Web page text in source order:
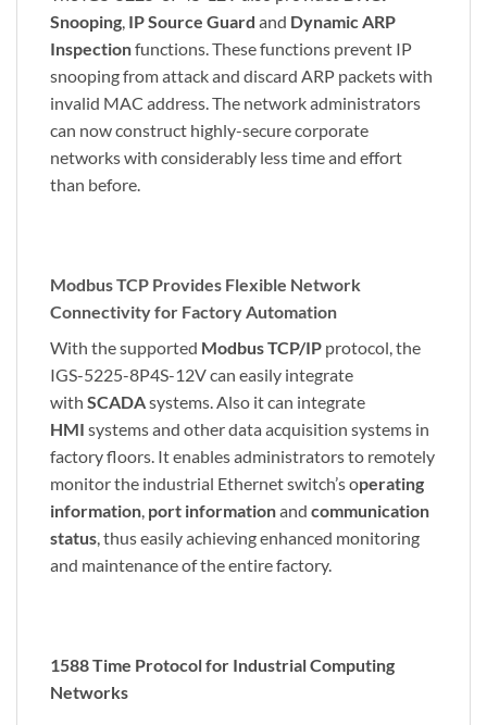
Snooping, IP Source Guard and Dynamic ARP
Inspectionfunctions. These functions prevent IP
snooping from attack and discard ARP packets with
invalid MAC address. The network administrators
can now construct highly-secure corporate
networks with considerably less time and effort
than before.
Modbus TCP Provides Flexible Network
Connectivity for Factory Automation
With the supported Modbus TCP/IP protocol, the
IGS-5225-8P4S-12V can easily integrate
with SCADAsystems. Also it can integrate
HMI systems and other data acquisition systems in
factory floors. It enables administrators to remotely
monitor the industrial Ethernet switch’s operating
information, port informationand communication
status, thus easily achieving enhanced monitoring
and maintenance of the entire factory.
1588 Time Protocol for Industrial Computing
Networks